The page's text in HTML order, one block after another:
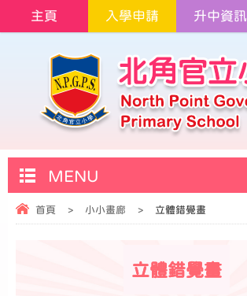
主頁 入學申請 升中資訊
MENU
首頁 > 小小畫廊 > 立體錯覺畫
立體錯覺畫